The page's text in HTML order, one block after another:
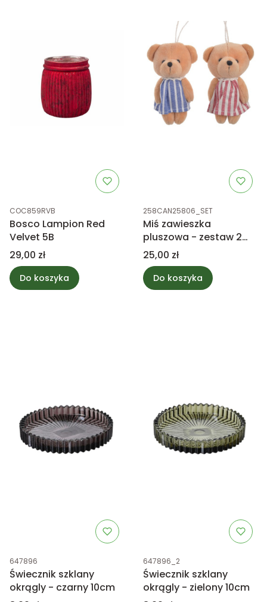
Kod produktu
COC859RVB
Bosco Lampion Red
Velvet 5B
Cena
29,00 zł
Do koszyka
Kod produktu
258CAN25806_SET
Miś zawieszka
pluszowa - zestaw 2
sztuki
Cena
25,00 zł
Do koszyka
Kod produktu
647896
Świecznik szklany
okrągly - czarny 10cm
Kod produktu
647896_2
Świecznik szklany
okrągly - zielony 10cm